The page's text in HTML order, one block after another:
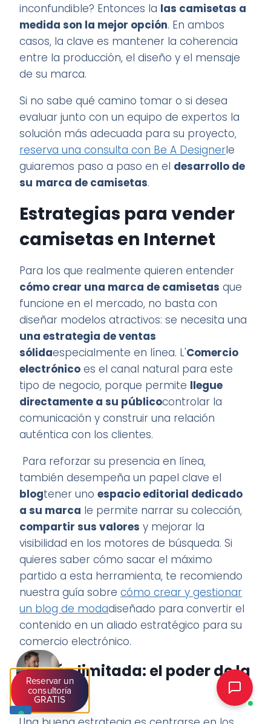
inconfundible? Entonces la las camisetas a
medida son la mejor opción. En ambos
casos, la clave es mantener la coherencia
entre la producción, el diseño y el mensaje
de su marca.
Si no sabe qué camino tomar o si desea
evaluar junto con un equipo de expertos la
solución más adecuada para su proyecto,
reserva una consulta con Be A Designerle
guiaremos paso a paso en el desarrollo de
su marca de camisetas.
Estrategias para vender
camisetas en Internet
Para los que realmente quieren entender
cómo crear una marca de camisetas que
funcione en el mercado, no basta con
diseñar modelos atractivos: se necesita una
una estrategia de ventas
sólidaespecialmente en línea. L'Comercio
electrónico es el canal natural para este
tipo de negocio, porque permite llegue
directamente a su públicocontrolar la
comunicación y construir una relación
auténtica con los clientes.
Para reforzar su presencia en línea,
también desempeña un papel clave el
blogtener unoespacio editorial dedicado
a su marca le permite narrar su colección,
compartir sus valores y mejorar la
visibilidad en los motores de búsqueda. Si
quieres saber cómo sacar el máximo
partido a esta herramienta, te recomiendo
nuestra guía sobrecómo crear y gestionar
un blog de modadiseñado para convertir el
contenido en un aliado estratégico para su
comercio electrónico.
Edición limitada: el poder de la
escasez
Reservar un
consultoría
GRATIS